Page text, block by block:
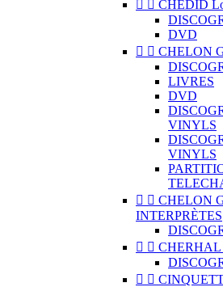
  CHEDID
DVD
  CHELON
LIVRES
DVD
VINYLS
VINYLS
  CHELON
INTERPRÈTES
  CHERHAL
 